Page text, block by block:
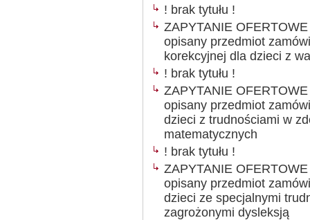
! brak tytułu !
ZAPYTANIE
opisany przedmiot
korekcyjnej dla dzieci z
! brak tytułu !
ZAPYTANIE
opisany przedmiot
dzieci z trudnościami w
matematycznych
! brak tytułu !
ZAPYTANIE
opisany przedmiot
dzieci ze specjalnymi
zagrożonymi dysleksją